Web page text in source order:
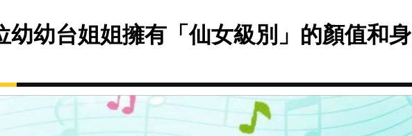
幼幼台姐姐擁有「仙女級別」的顏值和身